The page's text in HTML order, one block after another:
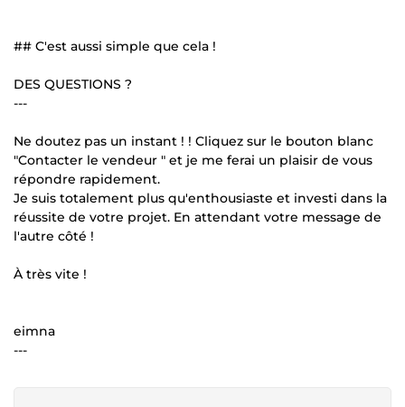
## C'est aussi simple que cela !
DES QUESTIONS ?
---
Ne doutez pas un instant ! ! Cliquez sur le bouton blanc
"Contacter le vendeur " et je me ferai un plaisir de vous
répondre rapidement.
Je suis totalement plus qu'enthousiaste et investi dans la
réussite de votre projet. En attendant votre message de
l'autre côté !
À très vite !
eimna
---